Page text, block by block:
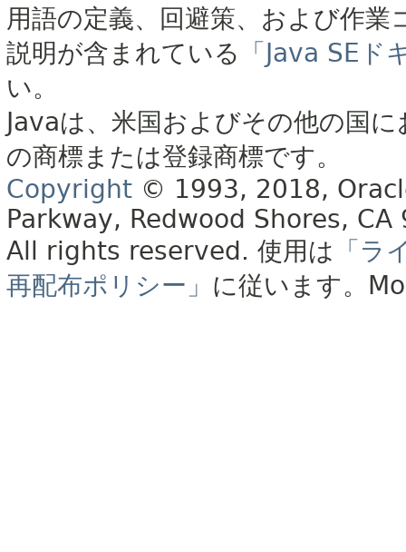
用語の定義、回避策、および作
説明が含まれている
「Java SE
い。
Javaは、米国およびその他の国
の商標または登録商標です。
Copyright © 1993, 2018,
Parkway, Redwood Shores, CA
All rights reserved. 使用は 「ラ
再配布ポリシー」 に従います。